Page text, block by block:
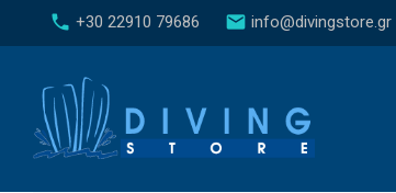
k
call +30 22910 79686 email info@divingstore.gr